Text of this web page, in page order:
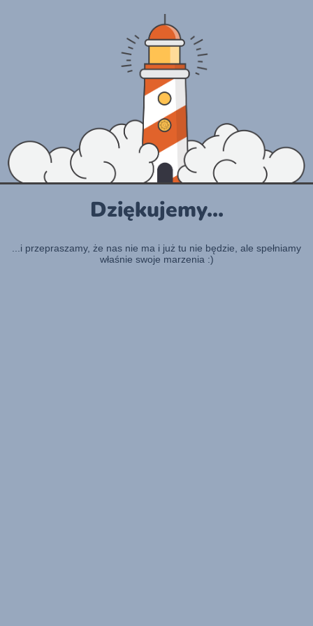
Dziękujemy...
...i przepraszamy, że nas nie ma i już tu nie będzie, ale spełniamy
właśnie swoje marzenia :)